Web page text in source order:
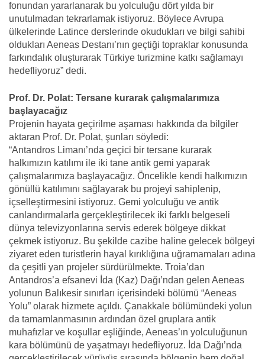
fonundan yararlanarak bu yolculuğu dört yılda bir
unutulmadan tekrarlamak istiyoruz. Böylece Avrupa
ülkelerinde Latince derslerinde okudukları ve bilgi sahibi
oldukları Aeneas Destanı’nın geçtiği topraklar konusunda
farkındalık oluşturarak Türkiye turizmine katkı sağlamayı
hedefliyoruz” dedi.
Prof. Dr. Polat: Tersane kurarak çalışmalarımıza
başlayacağız
Projenin hayata geçirilme aşaması hakkında da bilgiler
aktaran Prof. Dr. Polat, şunları söyledi:
“Antandros Limanı’nda geçici bir tersane kurarak
halkımızın katılımı ile iki tane antik gemi yaparak
çalışmalarımıza başlayacağız. Öncelikle kendi halkımızın
gönüllü katılımını sağlayarak bu projeyi sahiplenip,
içselleştirmesini istiyoruz. Gemi yolculuğu ve antik
canlandırmalarla gerçekleştirilecek iki farklı belgeseli
dünya televizyonlarına servis ederek bölgeye dikkat
çekmek istiyoruz. Bu şekilde cazibe haline gelecek bölgeyi
ziyaret eden turistlerin hayal kırıklığına uğramamaları adına
da çeşitli yan projeler sürdürülmekte. Troia’dan
Antandros’a efsanevi İda (Kaz) Dağı’ndan gelen Aeneas
yolunun Balıkesir sınırları içerisindeki bölümü “Aeneas
Yolu” olarak hizmete açıldı. Çanakkale bölümündeki yolun
da tamamlanmasının ardından özel gruplara antik
muhafızlar ve koşullar eşliğinde, Aeneas’ın yolculuğunun
kara bölümünü de yaşatmayı hedefliyoruz. İda Dağı’nda